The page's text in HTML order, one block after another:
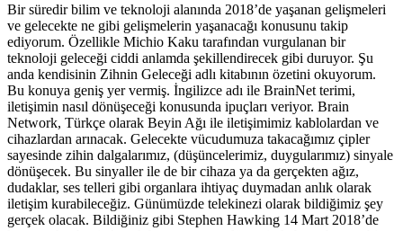
Bir süredir bilim ve teknoloji alanında 2018’de yaşanan gelişmeleri
ve gelecekte ne gibi gelişmelerin yaşanacağı konusunu takip
ediyorum. Özellikle Michio Kaku tarafından vurgulanan bir
teknoloji geleceği ciddi anlamda şekillendirecek gibi duruyor. Şu
anda kendisinin Zihnin Geleceği adlı kitabının özetini okuyorum.
Bu konuya geniş yer vermiş. İngilizce adı ile BrainNet terimi,
iletişimin nasıl dönüşeceği konusunda ipuçları veriyor. Brain
Network, Türkçe olarak Beyin Ağı ile iletişimimiz kablolardan ve
cihazlardan arınacak. Gelecekte vücudumuza takacağımız çipler
sayesinde zihin dalgalarımız, (düşüncelerimiz, duygularımız) sinyale
dönüşecek. Bu sinyaller ile de bir cihaza ya da gerçekten ağız,
dudaklar, ses telleri gibi organlara ihtiyaç duymadan anlık olarak
iletişim kurabileceğiz. Günümüzde telekinezi olarak bildiğimiz şey
gerçek olacak. Bildiğiniz gibi Stephen Hawking 14 Mart 2018’de